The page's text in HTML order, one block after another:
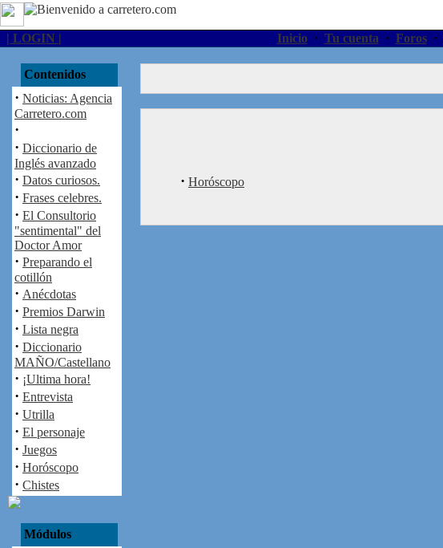
| LOGIN | Inicio· Tu cuenta · Foros·
Contenidos
· Noticias: Agencia
Carretero.com
·
· Diccionario de
Inglés avanzado
· Datos curiosos.
· Frases celebres.
· El Consultorio
"sentimental" del
Doctor Amor
· Preparando el
cotillón
· Anécdotas
· Premios Darwin
· Lista negra
· Diccionario
MAÑO/Castellano
· ¡Ultima hora!
· Entrevista
· Utrilla
· El personaje
· Juegos
· Horóscopo
· Chistes
Módulos
· Horóscopo